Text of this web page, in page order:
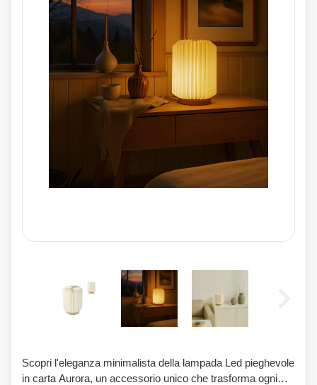
Scopri l'eleganza minimalista della lampada Led pieghevole
in carta Aurora, un accessorio unico che trasforma ogni